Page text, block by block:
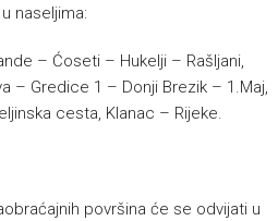
naseljima:
– Ćoseti – Hukelji – Rašljani,
– Gredice 1 – Donji Brezik – 1.Maj,
cesta, Klanac – Rijeke.
površina će se odvijati u